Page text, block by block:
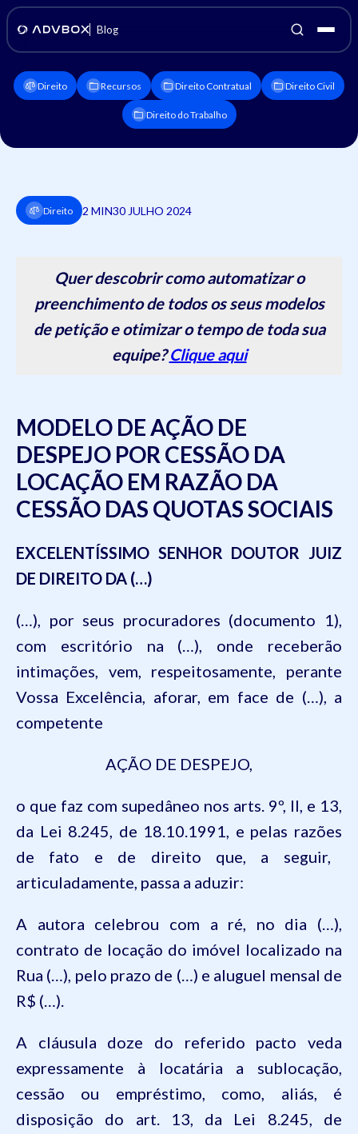
Blog
Direito Recursos Direito Contratual Direito Civil
Direito do Trabalho
Direito 2 MIN30 JULHO 2024
Quer descobrir como automatizar o
preenchimento de todos os seus modelos
de petição e otimizar o tempo de toda sua
equipe?Clique aqui
MODELO DE AÇÃO DE
DESPEJO POR CESSÃO DA
LOCAÇÃO EM RAZÃO DA
CESSÃO DAS QUOTAS SOCIAIS
EXCELENTÍSSIMO SENHOR DOUTOR JUIZ
DE DIREITO DA (…)
(…), por seus procuradores (documento 1),
com escritório na (…), onde
receberão
intimações, vem, respeitosamente, perante
Vossa Excelência, aforar, em face de (…), a
competente
AÇÃO DE DESPEJO,
o que faz com supedâneo nos arts. 9º, II, e 13,
da Lei 8.245, de 18.10.1991, e pelas razões
de fato e de direito que, a seguir,
articuladamente, passa a aduzir:
A autora celebrou com a ré, no dia (…),
contrato de locação do imóvel localizado na
Rua (…), pelo prazo de (…) e aluguel mensal de
R$ (…).
A cláusula doze do referido pacto
veda
expressamente à locatária a sublocação,
cessão
ou empréstimo, como, aliás, é
disposição do art. 13, da Lei 8.245, de